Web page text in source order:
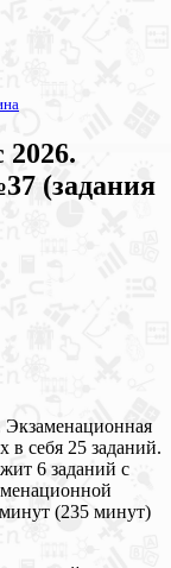
(задания
в себя 25 заданий.
6 заданий с
(235 минут)